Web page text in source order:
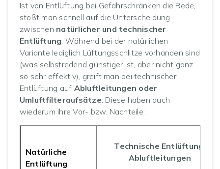
Ist von Entlüftung bei Gefahrschränken die Rede,
stößt man schnell auf die Unterscheidung
zwischen natürlicher und technischer
Entlüftung. Während bei der natürlichen
Variante lediglich Lüftungsschlitze vorhanden sind
(was selbstredend günstiger ist, aber nicht ganz
so sehr effektiv), greift man bei technischer
Entlüftung auf Abluftleitungen oder
Umluftfilteraufsätze. Diese haben auch
wiederum ihre Vor- bzw. Nachteile:
Natürliche
Entlüftung
Technische Entlüftung:
Abluftleitungen